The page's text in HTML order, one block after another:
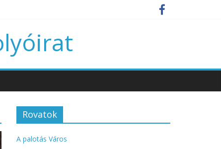
Rovatok
A palotás Város